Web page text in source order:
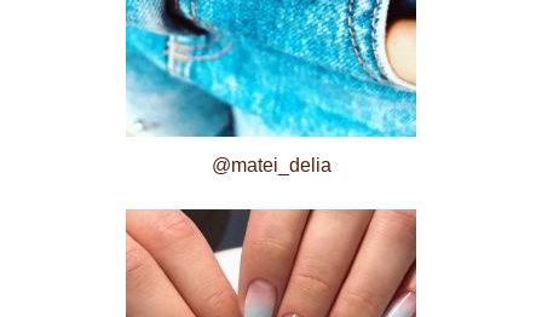
@matei_delia